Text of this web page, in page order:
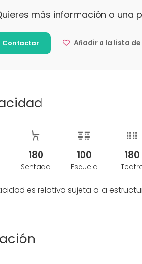
Estamos estratégicamente
a pocos minutos del metro
más información o una
Contactar Añadir a la lista de
180
Sentada
100
Escuela
180
es relativa sujeta a la